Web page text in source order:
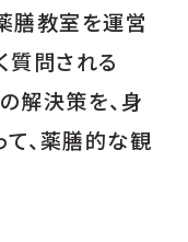
膳教室を運営
質問される
の解決策を、身
、薬膳的な観